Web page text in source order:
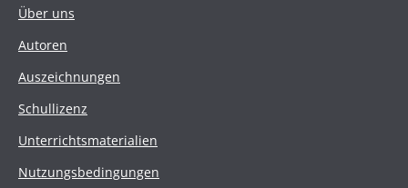
Über uns
Autoren
Auszeichnungen
Schullizenz
Unterrichtsmaterialien
Nutzungsbedingungen